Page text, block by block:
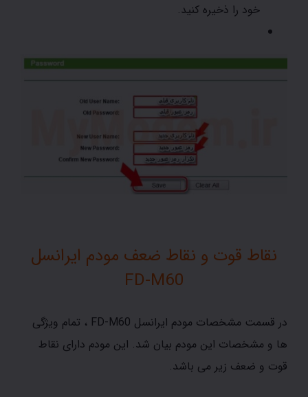
خود را ذخیره کنید.
نقاط قوت و نقاط ضعف مودم ایرانسل
FD-M60
در قسمت مشخصات مودم ایرانسل FD-M60 ، تمام ویژگی
ها و مشخصات این مودم بیان شد. این مودم دارای نقاط
قوت و ضعف زیر می باشد.